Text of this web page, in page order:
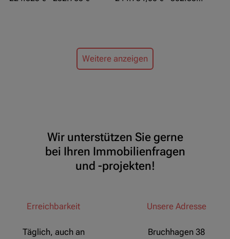
Weitere anzeigen
Wir unterstützen Sie gerne
bei Ihren Immobilienfragen
und -projekten!
Erreichbarkeit
Täglich, auch an
Unsere Adresse
Bruchhagen 38